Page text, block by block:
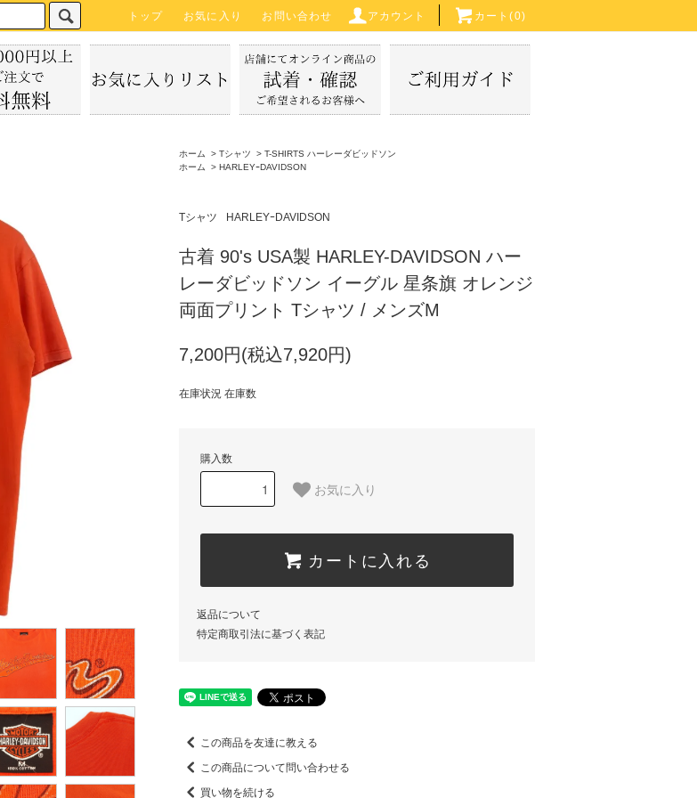
トップ お気に入り お問い合わせ アカウント カート(0)
ホーム > Tシャツ > T-SHIRTS ハーレーダビッドソン
ホーム
> HARLEYｰDAVIDSON
Tシャツ HARLEYｰDAVIDSON
古着 90's USA製 HARLEY-DAVIDSON ハー
レーダビッドソン イーグル 星条旗 オレンジ
両面プリント Tシャツ / メンズM
7,200円(税込7,920円)
在庫状況 在庫数
購入数
お気に入り
カートに入れる
返品について
特定商取引法に基づく表記
この商品を友達に教える
この商品について問い合わせる
買い物を続ける